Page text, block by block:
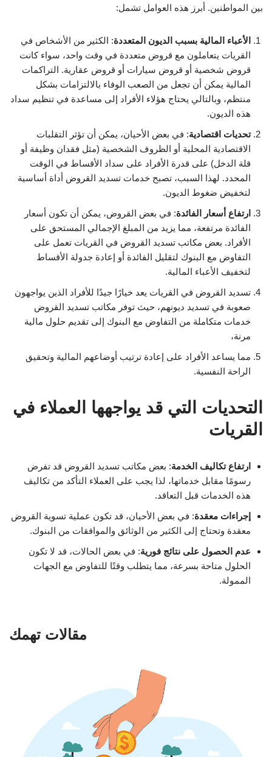
بين المواطنين. أبرز هذه العوامل تشمل:
الأعباء المالية بسبب الديون المتعددة: الكثير من الأشخاص في
القريات يتعاملون مع قروض متعددة في وقت واحد، سواء كانت
قروض شخصية أو قروض سيارات أو قروض عقارية. التراكمات
المالية يمكن أن تجعل من الصعب الوفاء بالالتزامات بشكل
منتظم، وبالتالي يحتاج هؤلاء الأفراد إلى مساعدة في تنظيم سداد
هذه الديون.
تحديات اقتصادية: في بعض الأحيان، يمكن أن تؤثر التقلبات
الاقتصادية المحلية أو الظروف الشخصية (مثل فقدان وظيفة أو
قلة الدخل) على قدرة الأفراد على سداد الأقساط في الوقت
المحدد. لهذا السبب، تصبح خدمات تسديد القروض أداة أساسية
لتخفيض ضغوط الديون.
ارتفاع أسعار الفائدة: في بعض القروض، يمكن أن تكون أسعار
الفائدة مرتفعة، مما يزيد من المبلغ الإجمالي المستحق على
الأفراد. بعض مكاتب تسديد القروض في القريات تعمل على
التفاوض مع البنوك لتقليل الفائدة أو إعادة جدولة الأقساط
لتخفيف الأعباء المالية.
تسديد القروض في القريات يعد خيارًا جيدًا للأفراد الذين يواجهون
صعوبة في تسديد ديونهم، حيث توفر مكاتب تسديد القروض
خدمات متكاملة من التفاوض مع البنوك إلى تقديم حلول مالية
مرنة،
مما يساعد الأفراد على إعادة ترتيب أوضاعهم المالية وتحقيق
الراحة النفسية.
التحديات التي قد يواجهها العملاء في
القريات
ارتفاع تكاليف الخدمة: بعض مكاتب تسديد القروض قد تفرض
رسومًا مقابل خدماتها، لذا يجب على العملاء التأكد من تكاليف
هذه الخدمات قبل التعاقد.
إجراءات معقدة: في بعض الأحيان، قد تكون عملية تسوية القروض
معقدة وتحتاج إلى الكثير من الوثائق والموافقات من البنوك.
عدم الحصول على نتائج فورية: في بعض الحالات، قد لا تكون
الحلول متاحة بسرعة، مما يتطلب وقتًا للتفاوض مع الجهات
الممولة.
مقالات تهمك